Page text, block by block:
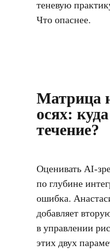
теневую
Что опаснее.
Матрица
осях:
течение?
Оценивать AI-
по глубине
ошибка.
добавляет
в управлении
этих двух